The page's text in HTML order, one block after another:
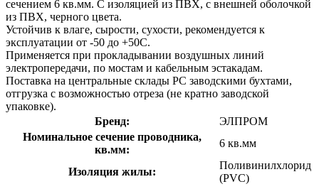
сечением 6 кв.мм. С изоляцией из ПВХ, с внешней оболочкой
из ПВХ, черного цвета.
Устойчив к влаге, сырости, сухости, рекомендуется к
эксплуатации от -50 до +50С.
Применяется при прокладывании воздушных линий
электропередачи, по мостам и кабельным эстакадам.
Поставка на центральные склады РС заводскими бухтами,
отгрузка с возможностью отреза (не кратно заводской
упаковке).
Бренд:
ЭЛПРОМ
Номинальное сечение проводника,
кв.мм:
6 кв.мм
Изоляция жилы:
Поливинилхлорид
(PVC)